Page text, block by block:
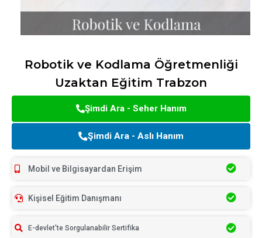
Robotik ve Kodlama Öğretmenliği
Uzaktan Eğitim Trabzon
Şimdi Ara - Seher Hanım
Şimdi Ara - Aslı Hanım
Mobil ve Bilgisayardan Erişim
Kişisel Eğitim Danışmanı
E-devlet'te Sorgulanabilir Sertifika